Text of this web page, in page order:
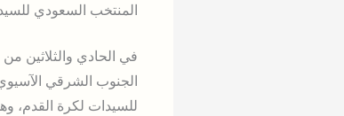
المنتخب السعودي
الجنوب الشرقي
للسيدات لكرة القدم،